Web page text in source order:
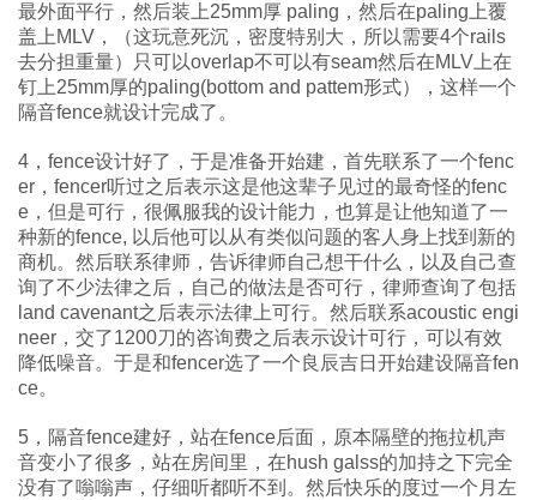
最外面平行，然后装上25mm厚 paling，然后在paling上覆
盖上MLV，（这玩意死沉，密度特别大，所以需要4个rails
去分担重量）只可以overlap不可以有seam然后在MLV上在
钉上25mm厚的paling(bottom and pattem形式），这样一个
隔音fence就设计完成了。
4，fence设计好了，于是准备开始建，首先联系了一个fenc
er，fencer听过之后表示这是他这辈子见过的最奇怪的fenc
e，但是可行，很佩服我的设计能力，也算是让他知道了一
种新的fence, 以后他可以从有类似问题的客人身上找到新的
商机。然后联系律师，告诉律师自己想干什么，以及自己查
询了不少法律之后，自己的做法是否可行，律师查询了包括
land cavenant之后表示法律上可行。然后联系acoustic engi
neer，交了1200刀的咨询费之后表示设计可行，可以有效
降低噪音。于是和fencer选了一个良辰吉日开始建设隔音fen
ce。
5，隔音fence建好，站在fence后面，原本隔壁的拖拉机声
音变小了很多，站在房间里，在hush galss的加持之下完全
没有了嗡嗡声，仔细听都听不到。然后快乐的度过一个月左